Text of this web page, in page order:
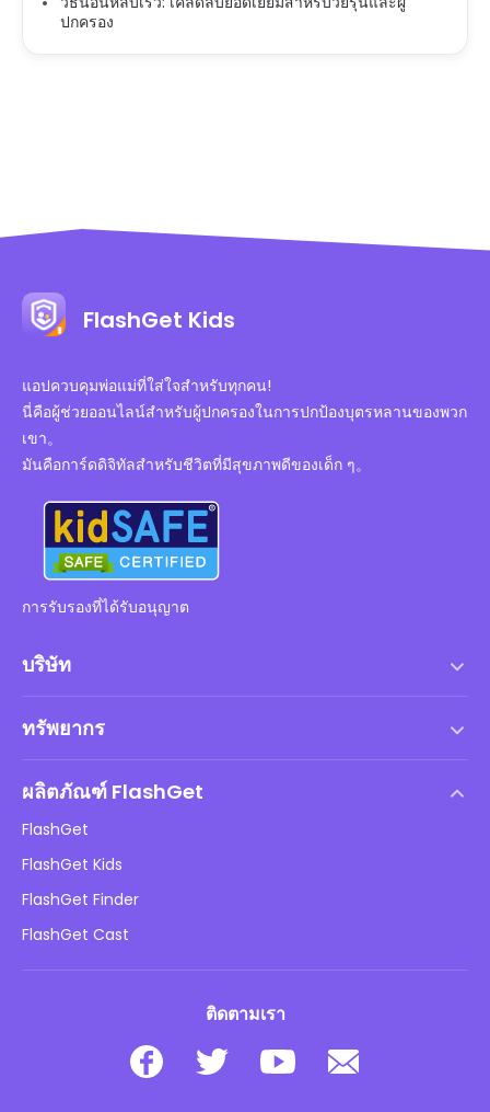
ปกครอง
FlashGet Kids
แอปควบคุมพ่อแม่ที่ใส่ใจสำหรับทุกคน!
นี่คือผู้ช่วยออนไลน์สำหรับผู้ปกครองในการปกป้องบุตรหลานของพวก
เขา。
มันคือการ์ดดิจิทัลสำหรับชีวิตที่มีสุขภาพดีของเด็ก ๆ。
การรับรองที่ได้รับอนุญาต
บริษัท
นโยบาย DMCA
นโยบายความเป็นส่วนตัว
นโยบายการโฆษณา
อย่าขายข้อมูลของฉัน
ทรัพยากร
ความปลอดภัยของเด็กออนไลน์
ดาวน์โหลด
ผลิตภัณฑ์ FlashGet
FlashGet
FlashGet Kids
FlashGet Finder
FlashGet Cast
ติดตามเรา